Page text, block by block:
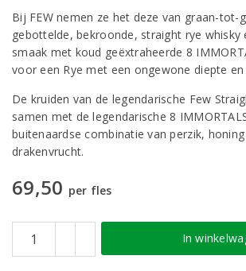
Bij FEW nemen ze het deze van graan-tot-
gebottelde, bekroonde, straight rye whisky
smaak met koud geëxtraheerde 8
voor een Rye met een ongewone diepte
De kruiden van de legendarische Few
samen met de legendarische 8
buitenaardse combinatie van perzik,
drakenvrucht.
69,50 per fles
In